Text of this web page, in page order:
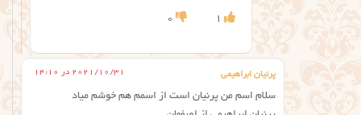
1
0
پرنیان ابراهیمی 2021/10/31 در 14:10
سلام اسم من پرنیان است از اسمم هم خوشم میاد